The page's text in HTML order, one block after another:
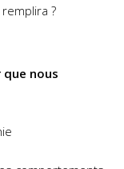
?
que nous